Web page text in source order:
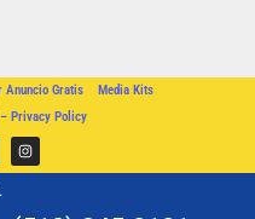
Anuncio Gratis
Media Kits
Privacy Policy